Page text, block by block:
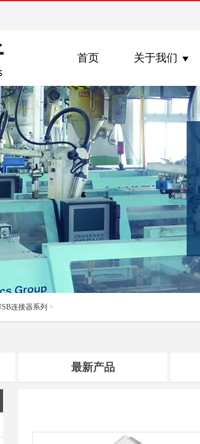
首页 关于我们
连接器系列 >
最新产品